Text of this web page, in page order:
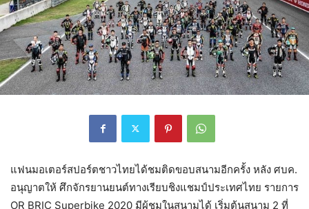
แฟนมอเตอร์สปอร์ตชาวไทยได้ชมติดขอบสนามอีกครั้ง หลัง ศบค.
อนุญาตให้ ศึกจักรยานยนต์ทางเรียบชิงแชมป์ประเทศไทย รายการ
OR BRIC Superbike 2020 มีผู้ชมในสนามได้ เริ่มต้นสนาม 2 ที่